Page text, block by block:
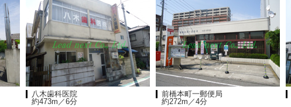
八木歯科医院
約473m／6分
前橋本町一郵便局
約272m／4分